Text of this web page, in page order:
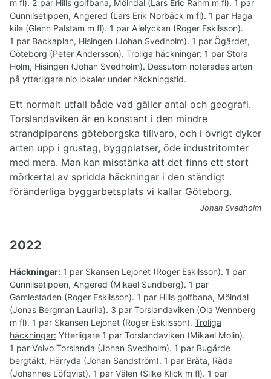
m fl). 2 par Hills golfbana, Mölndal (Lars Eric Rahm m fl). 1 par
Gunnilsetippen, Angered (Lars Erik Norbäck m fl). 1 par Haga
kile (Glenn Palstam m fl). 1 par Alelyckan (Roger Eskilsson).
1 par Backaplan, Hisingen (Johan Svedholm). 1 par Ögärdet,
Göteborg (Peter Andersson). Troliga häckningar: 1 par Stora
Holm, Hisingen (Johan Svedholm). Dessutom noterades arten
på ytterligare nio lokaler under häckningstid.
Ett normalt utfall både vad gäller antal och geografi.
Torslandaviken är en konstant i den mindre
strandpiparens göteborgska tillvaro, och i övrigt dyker
arten upp i grustag, byggplatser, öde industritomter
med mera. Man kan misstänka att det finns ett stort
mörkertal av spridda häckningar i den ständigt
föränderliga byggarbetsplats vi kallar Göteborg.
Johan Svedholm
2022
Häckningar: 1 par Skansen Lejonet (Roger Eskilsson). 1 par
Gunnilsetippen, Angered (Mikael Sundberg). 1 par
Gamlestaden (Roger Eskilsson). 1 par Hills golfbana, Mölndal
(Jonas Bergman Laurila). 3 par Torslandaviken (Ola Wennberg
m fl). 1 par Skansen Lejonet (Roger Eskilsson). Troliga
häckningar: Ytterligare 1 par Torslandaviken (Mikael Molin).
1 par Volvo Torslanda (Johan Svedholm). 1 par Bugärde
bergtäkt, Härryda (Johan Sandström). 1 par Bråta, Råda
(Johannes Löfqvist). 1 par Välen (Silke Klick m fl). 1 par